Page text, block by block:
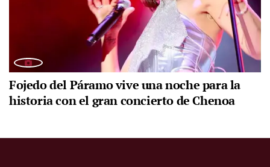
Fojedo del Páramo vive una noche para la
historia con el gran concierto de Chenoa